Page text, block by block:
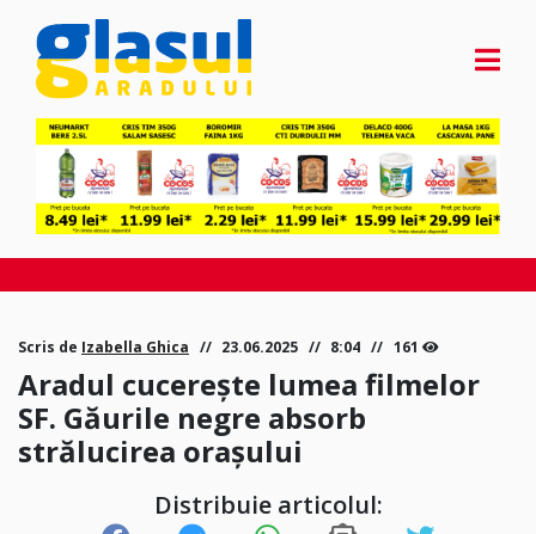
Scris de Izabella Ghica 23.06.2025 8:04 161
Aradul cucerește lumea filmelor
SF. Găurile negre absorb
strălucirea orașului
Distribuie articolul: